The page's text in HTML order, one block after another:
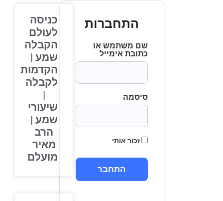
התחברות
שם משתמש או
כתובת אימייל
סיסמה
זכור אותי
כניסה
לעולם
הקבלה
שמע |
הקדמות
לקבלה
שיעורי
שמע |
הרב
מאיר
מועלם